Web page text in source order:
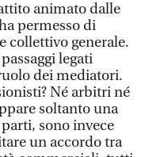
animato dalle
permesso di
collettivo generale.
legati
dei mediatori.
Né arbitri né
soltanto una
sono invece
un accordo tra